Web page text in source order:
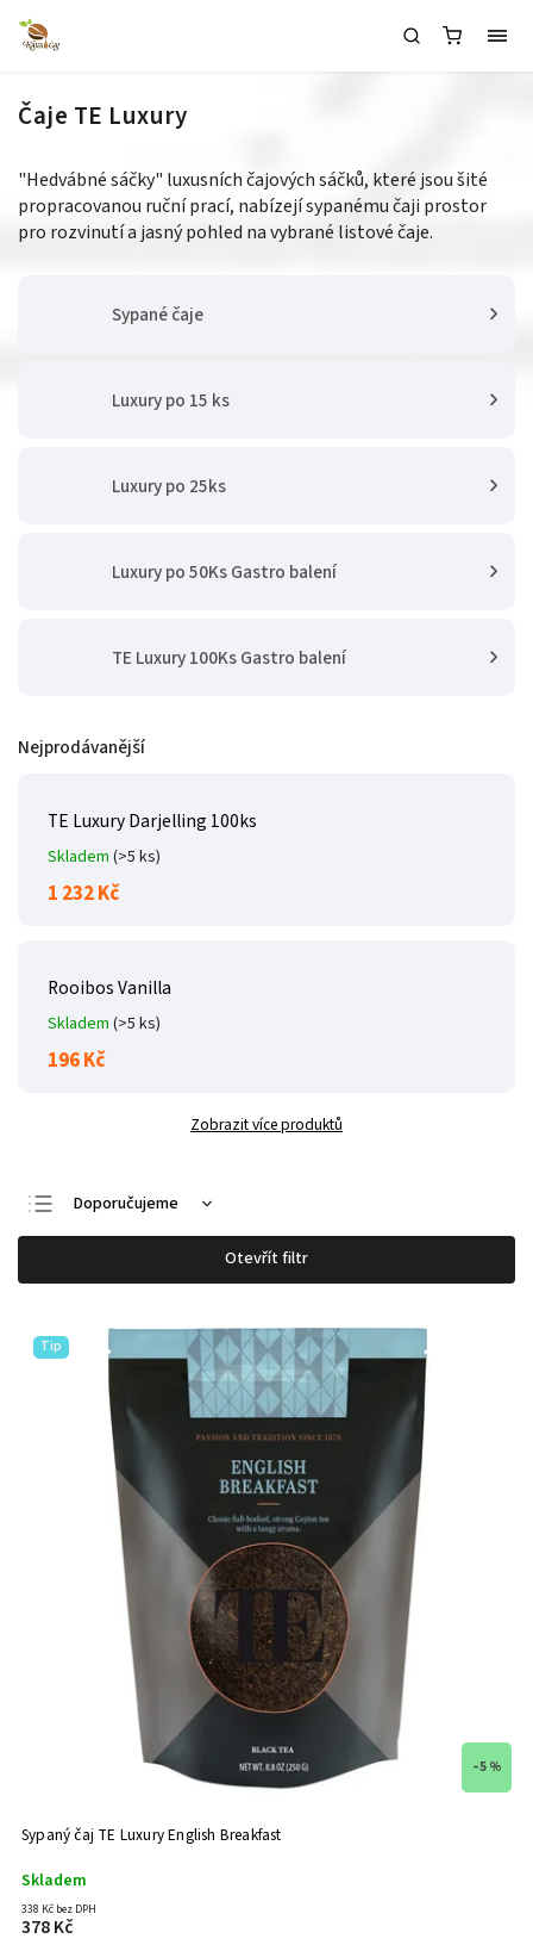
Čaje TE Luxury
"Hedvábné sáčky" luxusních čajových sáčků, které jsou šité
propracovanou ruční prací, nabízejí sypanému čaji prostor
pro rozvinutí a jasný pohled na vybrané listové čaje.
Sypané čaje
Luxury po 15 ks
Luxury po 25ks
Luxury po 50Ks Gastro balení
TE Luxury 100Ks Gastro balení
Nejprodávanější
TE Luxury Darjelling 100ks
Skladem (>5 ks)
1 232 Kč
Rooibos Vanilla
Skladem (>5 ks)
196 Kč
Zobrazit více produktů
Doporučujeme
Nejlevnější
Nejdražší
Abecedně
Otevřít filtr
Tip
–5 %
Sypaný čaj TE Luxury English Breakfast
Skladem
338 Kč bez DPH
378 Kč